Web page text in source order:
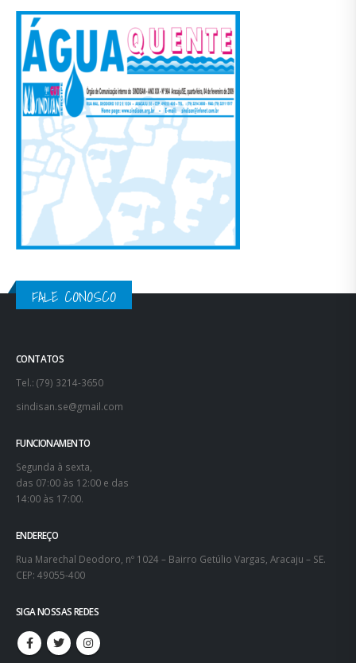
FALE CONOSCO
CONTATOS
Tel.: (79) 3214-3650
sindisan.se@gmail.com
FUNCIONAMENTO
Segunda à sexta,
das 07:00 às 12:00 e das
14:00 às 17:00.
ENDEREÇO
Rua Marechal Deodoro, nº 1024 – Bairro Getúlio Vargas, Aracaju – SE.
CEP: 49055-400
SIGA NOSSAS REDES